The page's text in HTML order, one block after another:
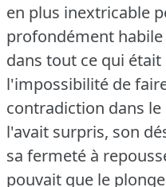
en plus inextricable
profondément
dans tout ce qui
l'impossibilité de
contradiction dans
l'avait surpris, son
sa fermeté à
pouvait que le